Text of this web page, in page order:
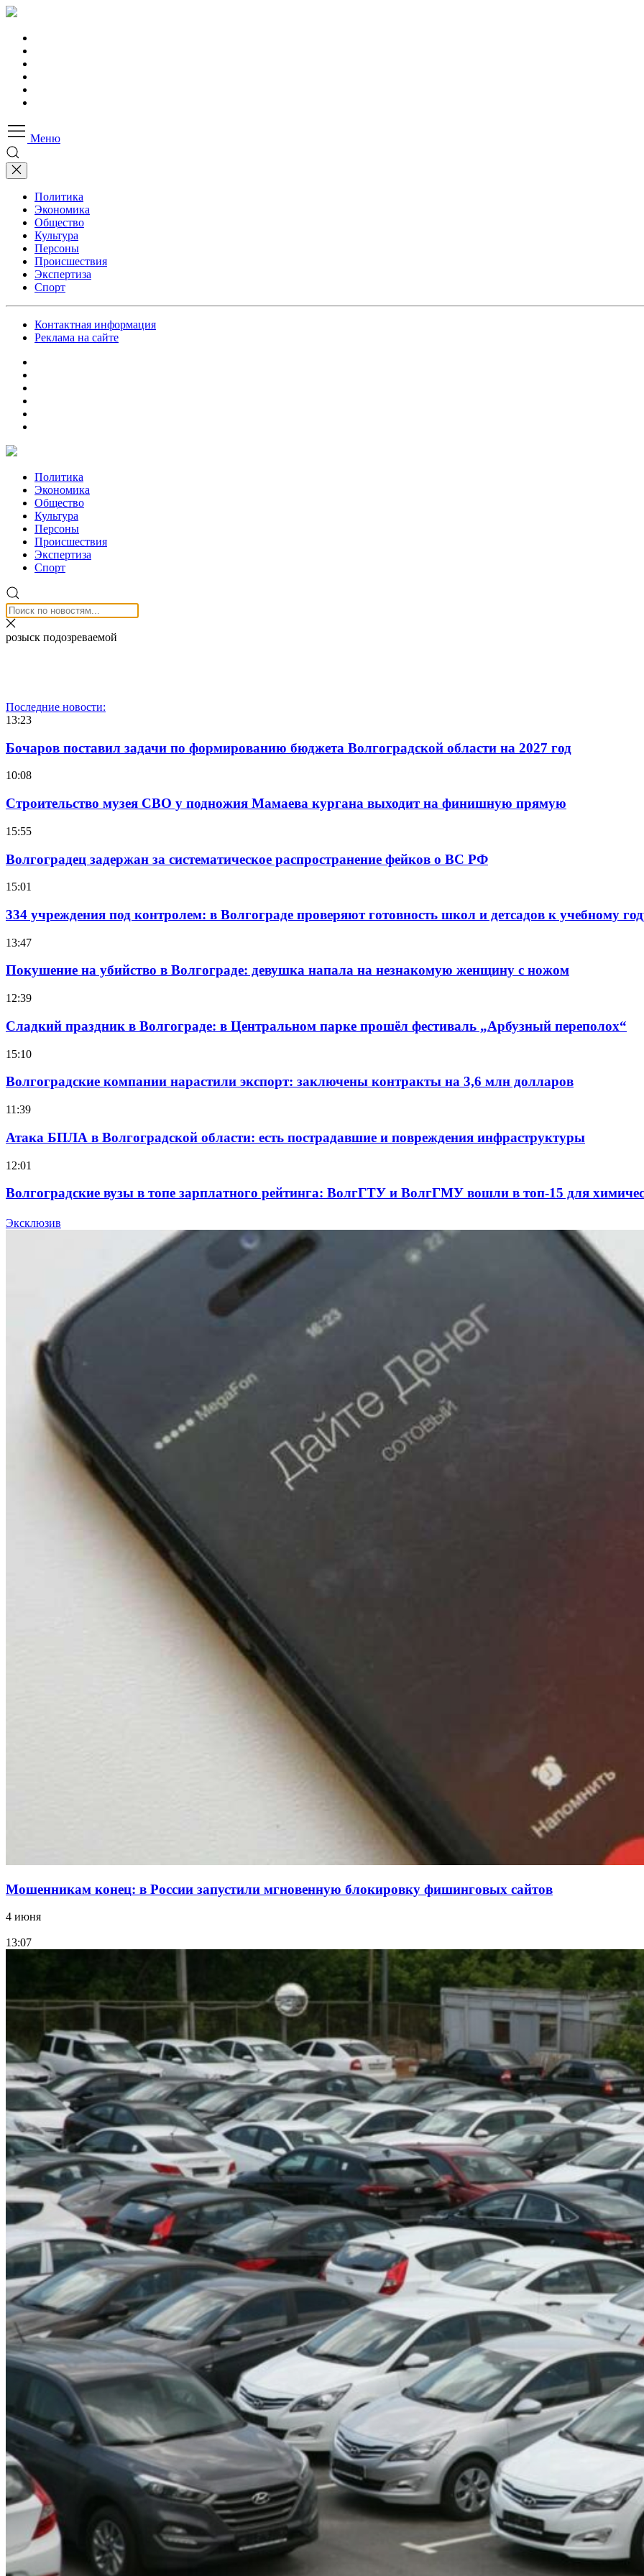
Меню
Политика
Экономика
Общество
Культура
Персоны
Происшествия
Экспертиза
Спорт
Контактная информация
Реклама на сайте
Политика
Экономика
Общество
Культура
Персоны
Происшествия
Экспертиза
Спорт
розыск подозреваемой
Последние новости:
13:23
Бочаров поставил задачи по формированию бюджета Волгоградской области на 2027 год
10:08
Строительство музея СВО у подножия Мамаева кургана выходит на финишную прямую
15:55
Волгоградец задержан за систематическое распространение фейков о ВС РФ
15:01
334 учреждения под контролем: в Волгограде проверяют готовность школ и детсадов к учебному
13:47
Покушение на убийство в Волгограде: девушка напала на незнакомую женщину с ножом
12:39
Сладкий праздник в Волгограде: в Центральном парке прошёл фестиваль „Арбузный переполох“
15:10
Волгоградские компании нарастили экспорт: заключены контракты на 3,6 млн долларов
11:39
Атака БПЛА в Волгоградской области: есть пострадавшие и повреждения инфраструктуры
12:01
Волгоградские вузы в топе зарплатного рейтинга: ВолгГТУ и ВолгГМУ вошли в топ‑15 для
18:39
В Красноармейском районе Волгограда стартует конкурс на ремонт моста через Волго‑Донской
Эксклюзив
Мошенникам конец: в России запустили мгновенную блокировку фишинговых сайтов
4 июня
13:07